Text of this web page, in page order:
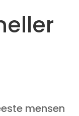
mensen